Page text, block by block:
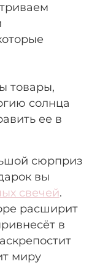
товары,
солнца
ее в
сюрприз
вы
свечей.
расширит
в
миру